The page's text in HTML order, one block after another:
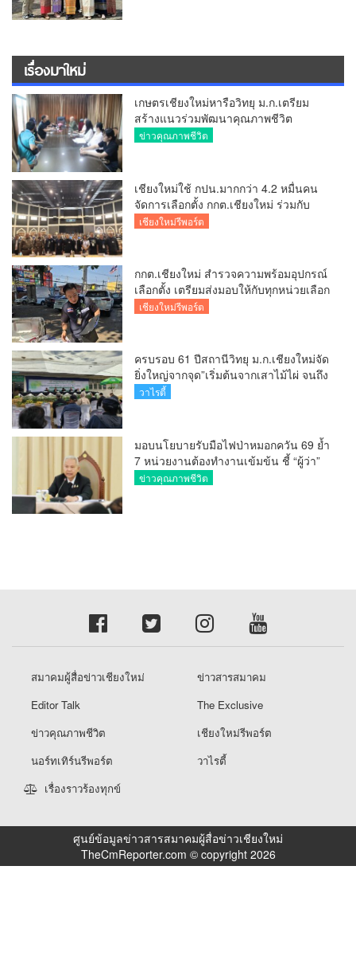
เรื่องมาใหม่
เกษตรเชียงใหม่หารือวิทยุ ม.ก.เตรียม
สร้างแนวร่วมพัฒนาคุณภาพชีวิต
เกษตรกร สื่อสารข้อมูลถูกต้องขับเคลื่อน
ข่าวคุณภาพชีวิต
เชียงใหม่ใช้ กปน.มากกว่า 4.2 หมื่นคน
จัดการเลือกตั้ง กกต.เชียงใหม่ ร่วมกับ
นายอำเภอหางดง ตรวจความเรียบร้อย
เชียงใหม่รีพอร์ต
กกต.เชียงใหม่ สำรวจความพร้อมอุปกรณ์
เลือกตั้ง เตรียมส่งมอบให้กับทุกหน่วยเลือก
ตั้งในวันพรุ่งนี้
เชียงใหม่รีพอร์ต
ครบรอบ 61 ปีสถานีวิทยุ ม.ก.เชียงใหม่จัด
ยิ่งใหญ่จากจุด”เริ่มต้นจากเสาไม้ไผ่ จนถึง
วันที่มี KURplus ในวันนี้”
วาไรตี้
มอบนโยบายรับมือไฟป่าหมอกควัน 69 ย้ำ
7 หน่วยงานต้องทำงานเข้มข้น ชี้ “ผู้ว่า”
คีย์แมนสำคัญทำปัญหาลด
ข่าวคุณภาพชีวิต
สมาคมผู้สื่อข่าวเชียงใหม่
ข่าวสารสมาคม
Editor Talk
The Exclusive
ข่าวคุณภาพชีวิต
เชียงใหม่รีพอร์ต
นอร์ทเทิร์นรีพอร์ต
วาไรตี้
เรื่องราวร้องทุกข์
ศูนย์ข้อมูลข่าวสารสมาคมผู้สื่อข่าวเชียงใหม่
TheCmReporter.com © copyright 2026